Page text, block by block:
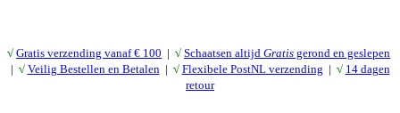
√ Gratis verzending vanaf € 100 | √ Schaatsen altijd Gratis gerond en geslepen
| √ Veilig Bestellen en Betalen | √ Flexibele PostNL verzending | √ 14 dagen
retour